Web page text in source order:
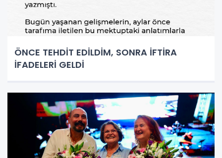
ÖNCE TEHDİT EDİLDİM, SONRA İFTİRA
İFADELERİ GELDİ